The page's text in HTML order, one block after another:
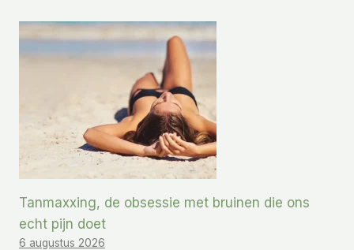
Tanmaxxing, de obsessie met bruinen die ons
echt pijn doet
6 augustus 2026